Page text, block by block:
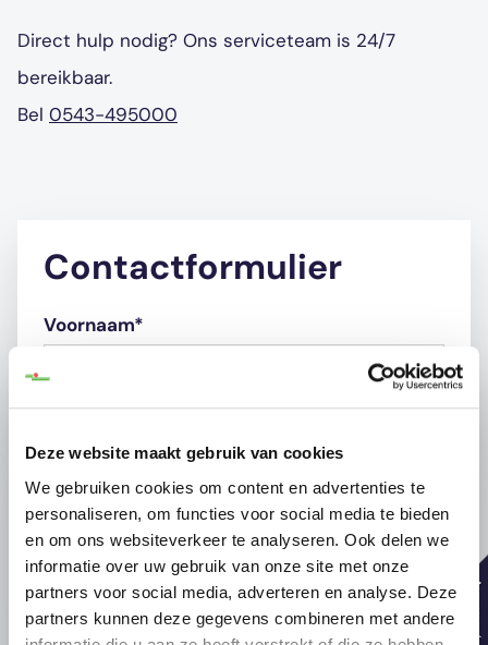
Deze website maakt gebruik van cookies
We gebruiken cookies om content en advertenties te
personaliseren, om functies voor social media te bieden
en om ons websiteverkeer te analyseren. Ook delen we
informatie over uw gebruik van onze site met onze
partners voor social media, adverteren en analyse. Deze
partners kunnen deze gegevens combineren met andere
Direct hulp nodig? Ons serviceteam is 24/7
bereikbaar.
Bel 0543-495000
Contactformulier
Voornaam*
Telefoonnummer*